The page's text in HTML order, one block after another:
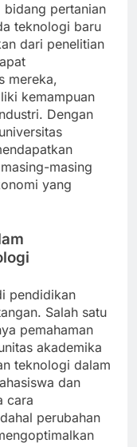
pertanian
teknologi baru
dari penelitian
mereka,
kemampuan
Dengan
masing
yang
pendidikan
Salah satu
pemahaman
akademika
teknologi dalam
dan
cara
perubahan